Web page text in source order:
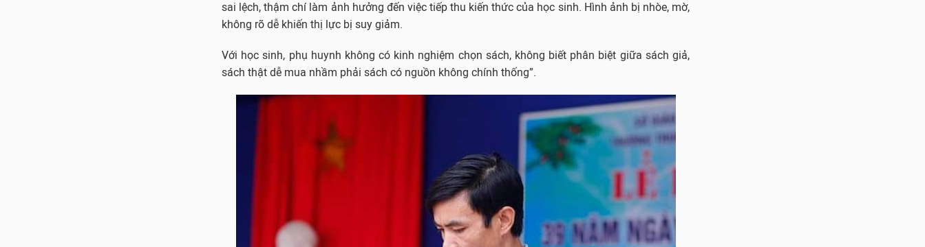
sai lệch, thậm chí làm ảnh hưởng đến việc tiếp thu kiến thức của học sinh. Hình ảnh bị nhòe, mờ,
không rõ dễ khiến thị lực bị suy giảm.
Với học sinh, phụ huynh không có kinh nghiệm chọn sách, không biết phân biệt giữa sách giả,
sách thật dễ mua nhầm phải sách có nguồn không chính thống”.